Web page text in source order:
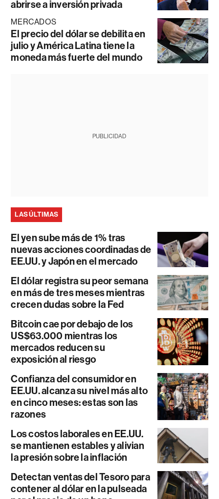
abrirse a inversión privada
MERCADOS
El precio del dólar se debilita en
julio y América Latina tiene la
moneda más fuerte del mundo
PUBLICIDAD
LAS ÚLTIMAS
El yen sube más de 1% tras
nuevas acciones coordinadas de
EE.UU. y Japón en el mercado
El dólar registra su peor semana
en más de tres meses mientras
crecen dudas sobre la Fed
Bitcoin cae por debajo de los
US$63.000 mientras los
mercados reducen su
exposición al riesgo
Confianza del consumidor en
EE.UU. alcanza su nivel más alto
en cinco meses: estas son las
razones
Los costos laborales en EE.UU.
se mantienen estables y alivian
la presión sobre la inflación
Detectan ventas del Tesoro para
contener al dólar en la pulseada